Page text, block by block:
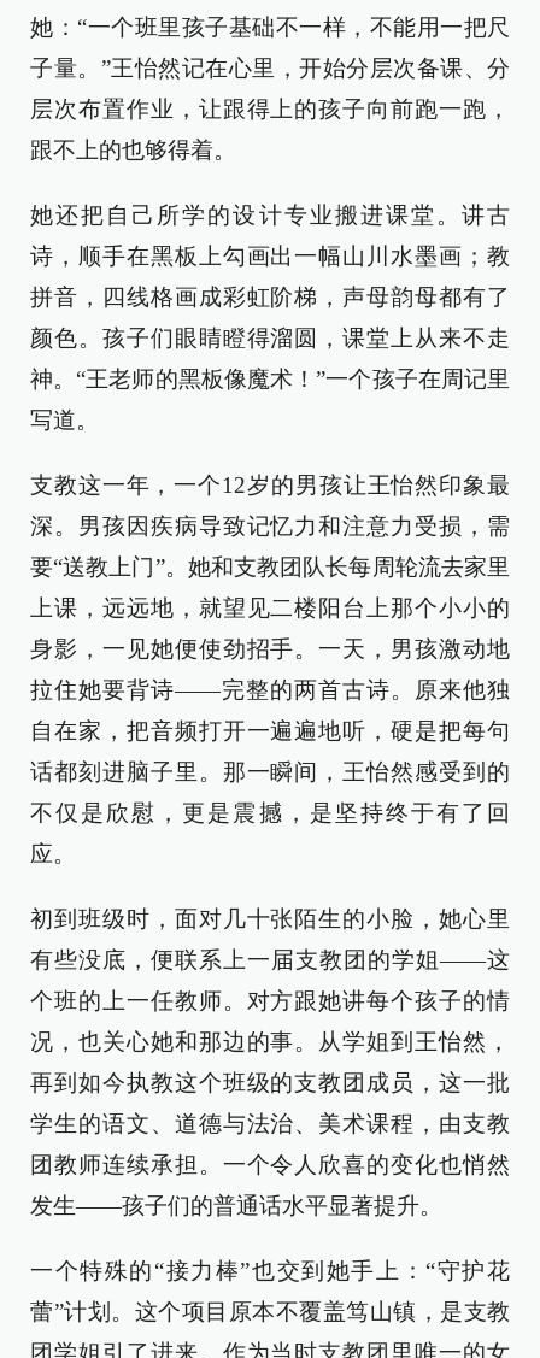
她：“一个班里孩子基础不一样，不能用一把尺
子量。”王怡然记在心里，开始分层次备课、分
层次布置作业，让跟得上的孩子向前跑一跑，
跟不上的也够得着。
她还把自己所学的设计专业搬进课堂。讲古
诗，顺手在黑板上勾画出一幅山川水墨画；教
拼音，四线格画成彩虹阶梯，声母韵母都有了
颜色。孩子们眼睛瞪得溜圆，课堂上从来不走
神。“王老师的黑板像魔术！”一个孩子在周记里
写道。
支教这一年，一个12岁的男孩让王怡然印象最
深。男孩因疾病导致记忆力和注意力受损，需
要“送教上门”。她和支教团队长每周轮流去家里
上课，远远地，就望见二楼阳台上那个小小的
身影，一见她便使劲招手。一天，男孩激动地
拉住她要背诗——完整的两首古诗。原来他独
自在家，把音频打开一遍遍地听，硬是把每句
话都刻进脑子里。那一瞬间，王怡然感受到的
不仅是欣慰，更是震撼，是坚持终于有了回
应。
初到班级时，面对几十张陌生的小脸，她心里
有些没底，便联系上一届支教团的学姐——这
个班的上一任教师。对方跟她讲每个孩子的情
况，也关心她和那边的事。从学姐到王怡然，
再到如今执教这个班级的支教团成员，这一批
学生的语文、道德与法治、美术课程，由支教
团教师连续承担。一个令人欣喜的变化也悄然
发生——孩子们的普通话水平显著提升。
一个特殊的“接力棒”也交到她手上：“守护花
蕾”计划。这个项目原本不覆盖笃山镇，是支教
团学姐引了进来。作为当时支教团里唯一的女